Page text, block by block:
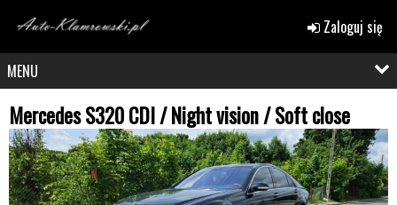
Zaloguj się
MENU
Mercedes S320 CDI / Night vision / Soft close